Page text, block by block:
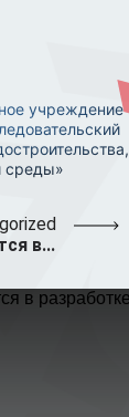
учреждение
среды»
в...